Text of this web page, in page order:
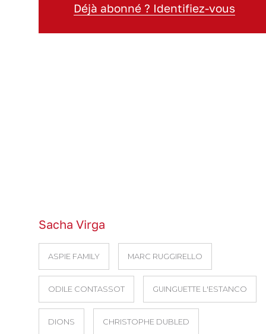
Déjà abonné ? Identifiez-vous
Sacha Virga
ASPIE FAMILY MARC RUGGIRELLO
ODILE CONTASSOT GUINGUETTE L'ESTANCO
DIONS CHRISTOPHE DUBLED